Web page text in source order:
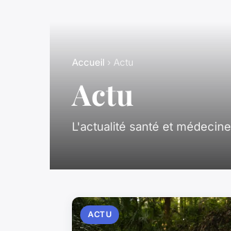
Accueil › Actu
Actu
L'actualité santé et médecine
ACTU